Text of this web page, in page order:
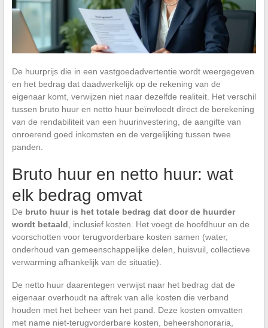
De huurprijs die in een vastgoedadvertentie wordt weergegeven
en het bedrag dat daadwerkelijk op de rekening van de
eigenaar komt, verwijzen niet naar dezelfde realiteit. Het verschil
tussen bruto huur en netto huur beïnvloedt direct de berekening
van de rendabiliteit van een huurinvestering, de aangifte van
onroerend goed inkomsten en de vergelijking tussen twee
panden.
Bruto huur en netto huur: wat
elk bedrag omvat
De bruto huur is het totale bedrag dat door de huurder
wordt betaald , inclusief kosten. Het voegt de hoofdhuur en de
voorschotten voor terugvorderbare kosten samen (water,
onderhoud van gemeenschappelijke delen, huisvuil, collectieve
verwarming afhankelijk van de situatie).
De netto huur daarentegen verwijst naar het bedrag dat de
eigenaar overhoudt na aftrek van alle kosten die verband
houden met het beheer van het pand. Deze kosten omvatten
met name niet-terugvorderbare kosten, beheershonoraria,